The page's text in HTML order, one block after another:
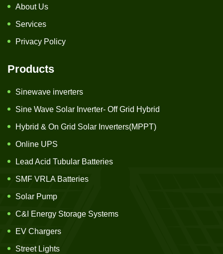
About Us
Services
Privacy Policy
Products
Sinewave inverters
Sine Wave Solar Inverter- Off Grid Hybrid
Hybrid & On Grid Solar Inverters(MPPT)
Online UPS
Lead Acid Tubular Batteries
SMF VRLA Batteries
Solar Pump
C&I Energy Storage Systems
EV Chargers
Street Lights